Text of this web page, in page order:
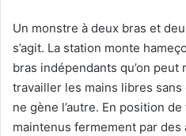
Un monstre à deux bras et
s’agit. La station monte
bras indépendants qu’on
travailler les mains libres sans
ne gène l’autre. En position
maintenus fermement par des